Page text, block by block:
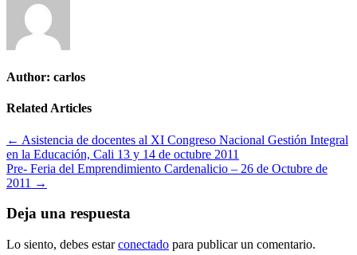
Author: carlos
Related Articles
Navegación
de
entradas
← Asistencia de docentes al XI Congreso Nacional Gestión Integral
en la Educación, Cali 13 y 14 de octubre 2011
Pre- Feria del Emprendimiento Cardenalicio – 26 de Octubre de
2011 →
Deja una respuesta
Lo siento, debes estarconectado para publicar un comentario.